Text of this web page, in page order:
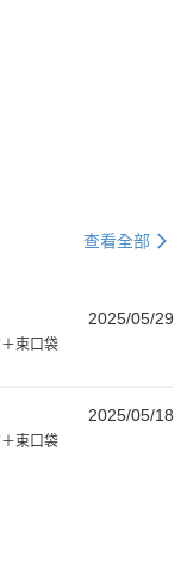
查看全部
2025/05/29
束口袋
2025/05/18
束口袋